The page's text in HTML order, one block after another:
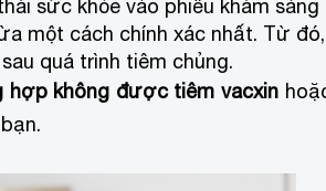
sức khỏe vào phiếu khám sàng
một cách chính xác nhất. Từ đó,
quá trình tiêm chủng.
hợp không được tiêm vacxin